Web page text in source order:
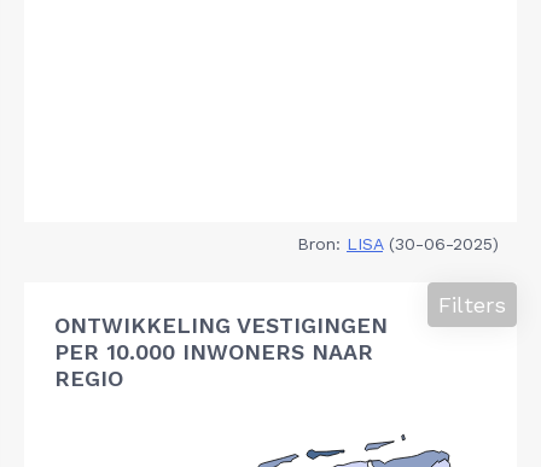
Bron: LISA(30-06-2025)
ONTWIKKELING VESTIGINGEN
PER 10.000 INWONERS NAAR
REGIO
Filters